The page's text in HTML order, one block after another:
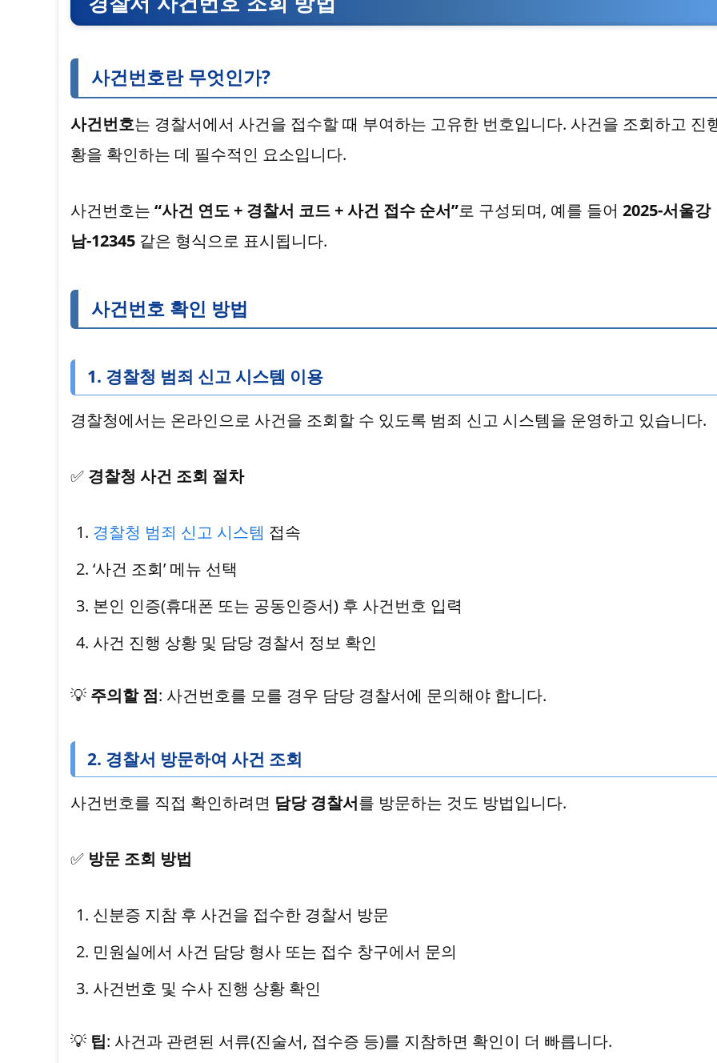
사건번호란 무엇인가?
사건번호는 경찰서에서 사건을 접수할 때 부여하는 고유한 번호입니다. 사건을 조회하고 진
황을 확인하는 데 필수적인 요소입니다.
사건번호는 “사건 연도 + 경찰서 코드 + 사건 접수 순서”로 구성되며, 예를 들어 2025-서울강
남-12345 같은 형식으로 표시됩니다.
사건번호 확인 방법
1. 경찰청 범죄 신고 시스템 이용
경찰청에서는 온라인으로 사건을 조회할 수 있도록 범죄 신고 시스템을 운영하고 있습니다.
✅ 경찰청 사건 조회 절차
경찰청 범죄 신고 시스템 접속
‘사건 조회’ 메뉴 선택
본인 인증(휴대폰 또는 공동인증서) 후 사건번호 입력
사건 진행 상황 및 담당 경찰서 정보 확인
💡 주의할 점: 사건번호를 모를 경우 담당 경찰서에 문의해야 합니다.
2. 경찰서 방문하여 사건 조회
사건번호를 직접 확인하려면 담당 경찰서를 방문하는 것도 방법입니다.
✅ 방문 조회 방법
신분증 지참 후 사건을 접수한 경찰서 방문
민원실에서 사건 담당 형사 또는 접수 창구에서 문의
사건번호 및 수사 진행 상황 확인
💡 팁: 사건과 관련된 서류(진술서, 접수증 등)를 지참하면 확인이 더 빠릅니다.